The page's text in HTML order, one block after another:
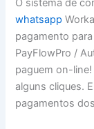
O sistema de
whatsapp
pagamento
PayFlowPro /
paguem on-
alguns cliques.
pagamentos